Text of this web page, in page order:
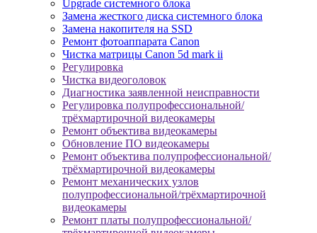
Upgrade системного блока
Замена жесткого диска системного блока
Замена накопителя на SSD
Ремонт фотоаппарата Canon
Чистка матрицы Canon 5d mark ii
Регулировка
Чистка видеоголовок
Диагностика заявленной неисправности
Регулировка полупрофессиональной/
трёхмартирочной видеокамеры
Ремонт объектива видеокамеры
Обновление ПО видеокамеры
Ремонт объектива полупрофессиональной/
трёхмартирочной видеокамеры
Ремонт механических узлов
полупрофессиональной/трёхмартирочной
видеокамеры
Ремонт платы полупрофессиональной/